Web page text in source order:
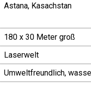
Astana, Kasachstan
180 x 30 Meter groß
Laserwelt
Umweltfreundlich,